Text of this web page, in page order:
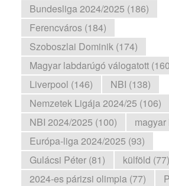
Bundesliga 2024/2025 (186)
Ferencváros (184)
Szoboszlai Dominik (174)
Magyar labdarúgó válogatott
Liverpool (146)
NBI (138)
Nemzetek Ligája 2024/25 (106)
NBI 2024/2025 (100)
Európa-liga 2024/2025 (93)
Gulácsi Péter (81)
külföld (77)
2024-es párizsi olimpia (77)